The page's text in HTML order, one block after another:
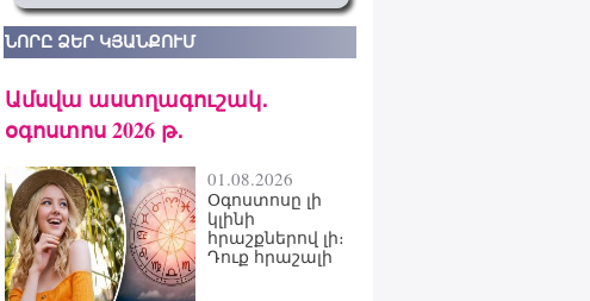
ՆՈՐԸ ՁԵՐ ԿՅԱՆՔՈՒՄ
Ամսվա աստղագուշակ․
օգոստոս 2026 թ․
01.08.2026
Օգոստոսը լի
կլինի
հրաշքներով լի։
Դուք հրաշալի